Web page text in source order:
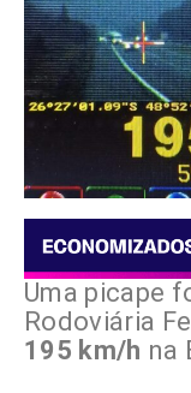
Uma picape
Rodoviária
195 km/h na